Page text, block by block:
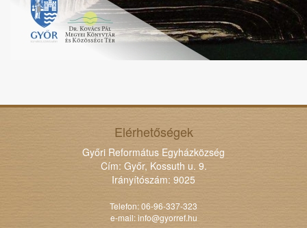
Elérhetőségek
Győri Református Egyházközség
Cím: Győr, Kossuth u. 9.
Irányítószám: 9025
Telefon: 06-96-337-323
e-mail:info@gyorref.hu